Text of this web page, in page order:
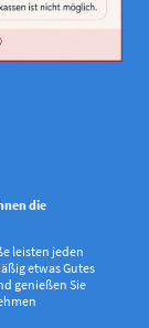
die
leisten jeden
etwas Gutes
genießen Sie